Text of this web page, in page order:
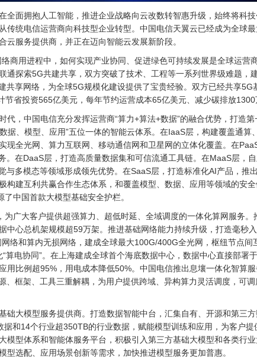
全面拥抱人工智能，推进企业战略向云改数转智惠升级，始终将科
传统电信运营商向科技型企业转型。中国电信天翼云已经成为全球
云服务提供商，并正在迈向智能云发展新阶段。
商用进程中，如何实现产业协同、促进绿色可持续发展是全球运营
通探索5G共建共享，双方突破了技术、工程等一系列世界级难题，
共享网络，为全球5G规模化建设提供了宝贵经验。双方已经共享5G
省投资565亿美元，每年节约运营成本65亿美元、减少碳排放1300
代，中国电信充分发挥运营商“算力+算法+数据”的融合优势，打造第
据、模型、应用”五位一体的智能云体系。在IaaS层，构建覆盖通算
现全光网、算力互联网、移动通信网和卫星网的立体化覆盖。在
。在DaaS层，打造高质量数据集和可信流通工具链。在MaaS层，
与多模态等领域形成领先优势。在SaaS层，打造标准化AI产品，推
构建互利共赢合作生态体系，和覆盖模型、数据、应用等领域的安全
了中国首款大模型基础安全护栏。
为广大客户提供超强算力、超低时延、全域调度的一体化算网服务。
中心总机架规模超59万架。推进基础网络能力持续升级，打造毫秒
络和算内无损网络，建成全球最大100G/400G全光网，枢纽节点间
算电协同”。在上海建成全球首个海底数据中心，数据中心直接部署于
用比例超95%，用电成本降低50%。中国电信推出息壤一体化智算服
、框架、工具三重解耦，为用户提供跨域、异构算力灵活调度，可调
础大模型服务提供商。打造数据智能中台，汇集自有、开源和第三方
和14个行业超350TB的行业数据，赋能模型训练和应用，为客户提
模型体系和智能体服务平台，积极引入第三方基础大模型和各类行
型选配、应用场景创新等需求，加快推进模型服务更加普惠。